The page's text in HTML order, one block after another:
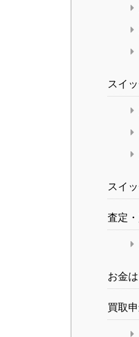
スイ
スイ
査定
お金
買取